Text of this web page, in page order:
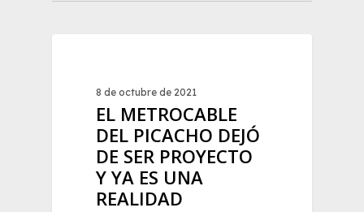
8 de octubre de 2021
EL METROCABLE
DEL PICACHO DEJÓ
DE SER PROYECTO
Y YA ES UNA
REALIDAD